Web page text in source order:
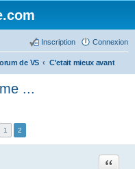
Connexion
Inscription
de VS C'etait mieux avant
...
1 2
Citer